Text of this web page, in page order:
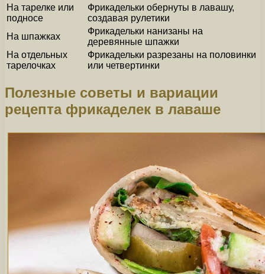
На тарелке или
подносе
Фрикадельки обернуты в лавашу,
создавая рулетики
На шпажках
Фрикадельки нанизаны на
деревянные шпажки
На отдельных
тарелочках
Фрикадельки разрезаны на половинки
или четвертинки
Полезные советы и вариации
рецепта фрикаделек в лаваше